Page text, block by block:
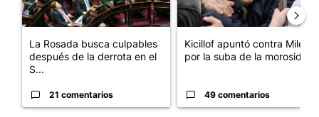
La Rosada busca culpables
después de la derrota en el
S...
21 comentarios
Kicillof apuntó contra Milei
por la suba de la morosida...
49 comentarios